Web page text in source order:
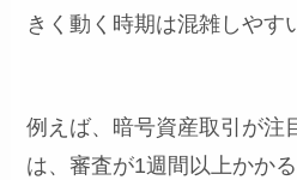
きく動く時期は混雑しやす
例えば、暗号資産取引が注
は、審査が1週間以上かか